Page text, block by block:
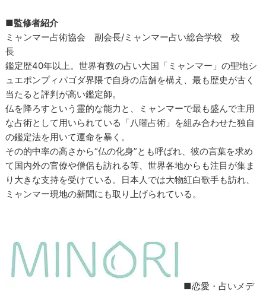
■監修者紹介
ミャンマー占術協会 副会長/ミャンマー占い総合学校 校
長
鑑定歴40年以上。世界有数の占い大国「ミャンマー」の聖地シ
ュエポンプィパゴダ界隈で自身の店舗を構え、最も歴史が古く
当たると評判が高い鑑定師。
仏を降ろすという霊的な能力と、ミャンマーで最も盛んで主用
な占術として用いられている「八曜占術」を組み合わせた独自
の鑑定法を用いて運命を暴く。
その的中率の高さから“仏の化身”とも呼ばれ、彼の言葉を求め
て国内外の官僚や僧侶も訪れる等、世界各地からも注目が集ま
り大きな支持を受けている。日本人では大物紅白歌手も訪れ、
ミャンマー現地の新聞にも取り上げられている。
■恋愛・占いメデ